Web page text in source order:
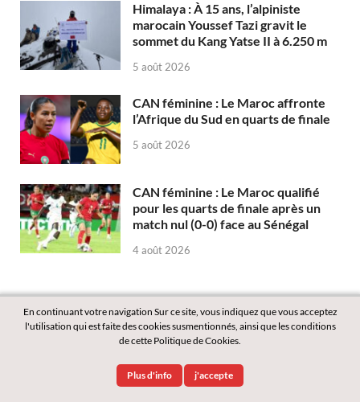
Himalaya : À 15 ans, l’alpiniste
marocain Youssef Tazi gravit le
sommet du Kang Yatse II à 6.250 m
5 août 2026
CAN féminine : Le Maroc affronte
l’Afrique du Sud en quarts de finale
5 août 2026
CAN féminine : Le Maroc qualifié
pour les quarts de finale après un
match nul (0-0) face au Sénégal
4 août 2026
WordPressandHitMag.
En continuant votre navigation Sur ce site, vous indiquez que vous acceptez
l'utilisation qui est faite des cookies susmentionnés, ainsi que les conditions
de cette Politique de Cookies.
Plus d'info j'accepte